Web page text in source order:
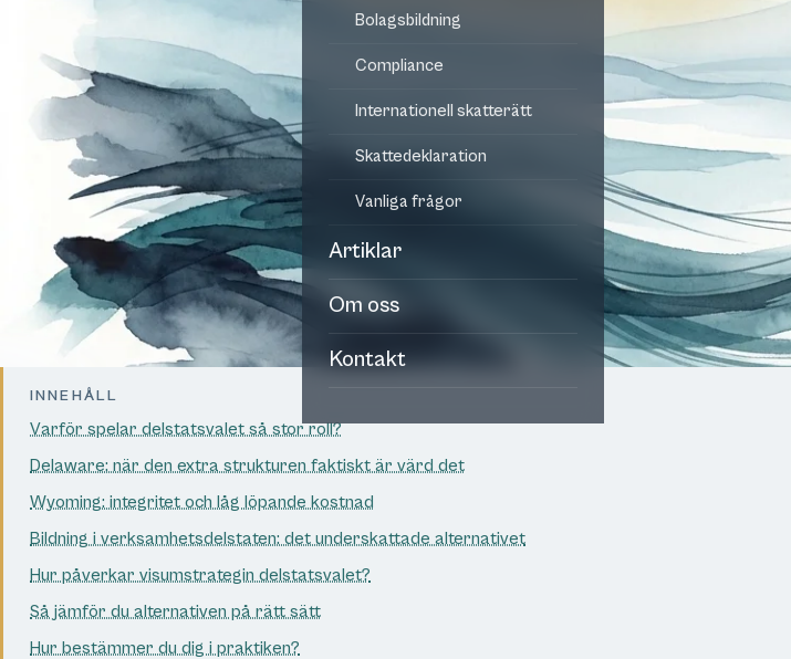
Bolagsbildning
Compliance
Internationell skatterätt
Skattedeklaration
Vanliga frågor
Artiklar
Om oss
Kontakt
INNEHÅLL
Varför spelar delstatsvalet så stor roll?
Delaware: när den extra strukturen faktiskt är värd det
Wyoming: integritet och låg löpande kostnad
Bildning i verksamhetsdelstaten: det underskattade alternativet
Hur påverkar visumstrategin delstatsvalet?
Så jämför du alternativen på rätt sätt
Hur bestämmer du dig i praktiken?